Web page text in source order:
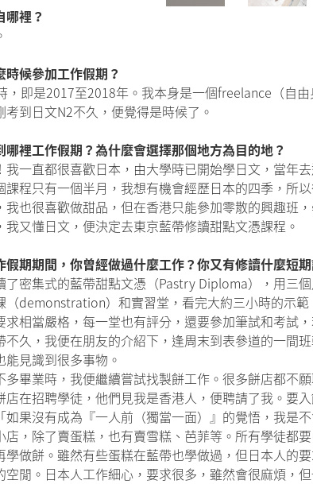
哪裡？
時候參加工作假期？
，即是2017至2018年。我本身是一個freelance（自
考到日文N2不久，便覺得是時候了。
哪裡工作假期？為什麼會選擇那個地方為目的地？
我一直都很喜歡日本，由大學時已開始學日文，當年
課程只有一個半月，我想有機會經歷日本的四季，所
我也很喜歡做甜品，但在香港只能參加零散的興趣班
我又懂日文，便決定去東京藍帶修讀甜點文憑課程。
假期期間，你曾經做過什麼工作？你又有修讀什麼短期
了密集式的藍帶甜點文憑（Pastry Diploma），用三
（demonstration）和實習堂，看完大約三小時的示
求相當嚴格，每一堂也有評分，還要參加筆試和考試
不久，我便在朋友的介紹下，逢周末到表參道的一間
能見識到很多事物。
多畢業時，我便繼續嘗試找製餅工作。很多餅店都不
店在招聘學徒，他們見我是香港人，便聘請了我。要
如果沒有成為『一人前（獨當一面）』的覺悟，我是
店，除了賣蛋糕，也有賣雪糕、芭菲等。所有學徒都
學做餅。雖然有些蛋糕在藍帶也學做過，但日本人的
空閒。日本人工作細心，要求很多，雖然會很麻煩，